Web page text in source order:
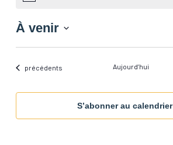
À venir
date.Évènements
précédents Aujourd’hui
S’abonner au calendrier